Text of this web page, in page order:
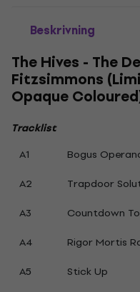
Beskrivning
The Hives - The
Fitzsimmons
Opaque
Tracklist
A1
Bogus
A2
Trapdoor
A3
Countdown
A4
Rigor Mortis
A5
Stick Up